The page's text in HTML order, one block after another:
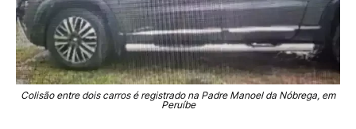
Colisão entre dois carros é registrado na Padre Manoel da Nóbrega, em
Peruíbe